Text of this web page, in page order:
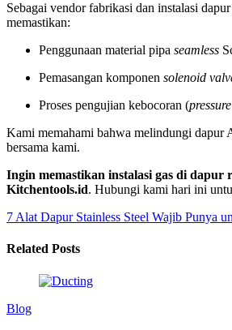
Sebagai vendor fabrikasi dan instalasi
memastikan:
Penggunaan material pipa seamless
Pemasangan komponen solenoid
Proses pengujian kebocoran (
Kami memahami bahwa melindungi dapur
bersama kami.
Ingin memastikan instalasi gas di dapur
Kitchentools.id. Hubungi kami hari ini
7 Alat Dapur Stainless Steel Wajib Punya
Related Posts
Blog